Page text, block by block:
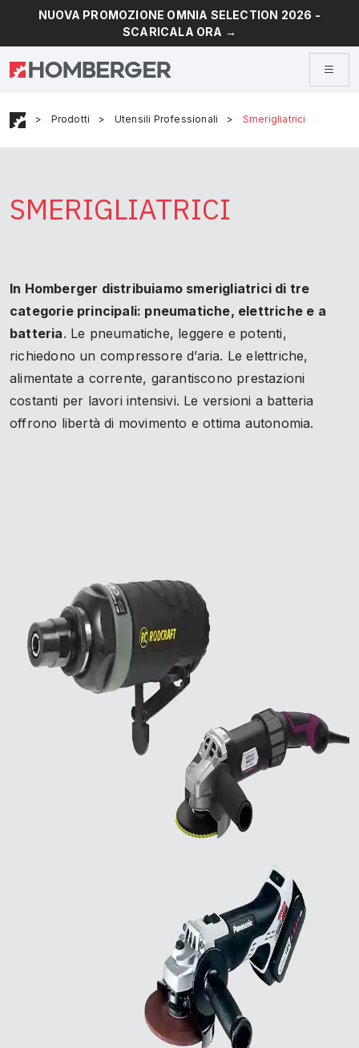
NUOVA PROMOZIONE OMNIA SELECTION 2026 -
SCARICALA ORA →
> Prodotti > Utensili Professionali > Smerigliatrici
SMERIGLIATRICI
In Homberger distribuiamo smerigliatrici di tre
categorie principali: pneumatiche, elettriche e a
batteria. Le pneumatiche, leggere e potenti,
richiedono un compressore d’aria. Le elettriche,
alimentate a corrente, garantiscono prestazioni
costanti per lavori intensivi. Le versioni a batteria
offrono libertà di movimento e ottima autonomia.